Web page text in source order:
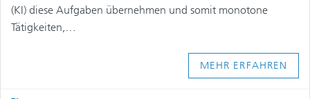
(KI) diese Aufgaben übernehmen und somit monotone
Tätigkeiten,…
MEHR ERFAHREN